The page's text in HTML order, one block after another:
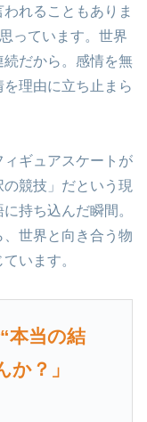
れることもありま
っています。世界
だから。感情を無
理由に立ち止まら
ギュアスケートが
の競技」だという現
持ち込んだ瞬間。
、世界と向き合う物
います。
本当の結
？」